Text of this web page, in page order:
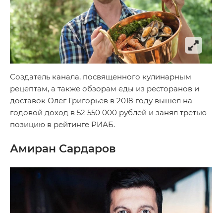
Создатель канала, посвященного кулинарным
рецептам, а также обзорам еды из ресторанов и
доставок Олег Григорьев в 2018 году вышел на
годовой доход в 52 550 000 рублей и занял третью
позицию в рейтинге РИАБ.
Амиран Сардаров